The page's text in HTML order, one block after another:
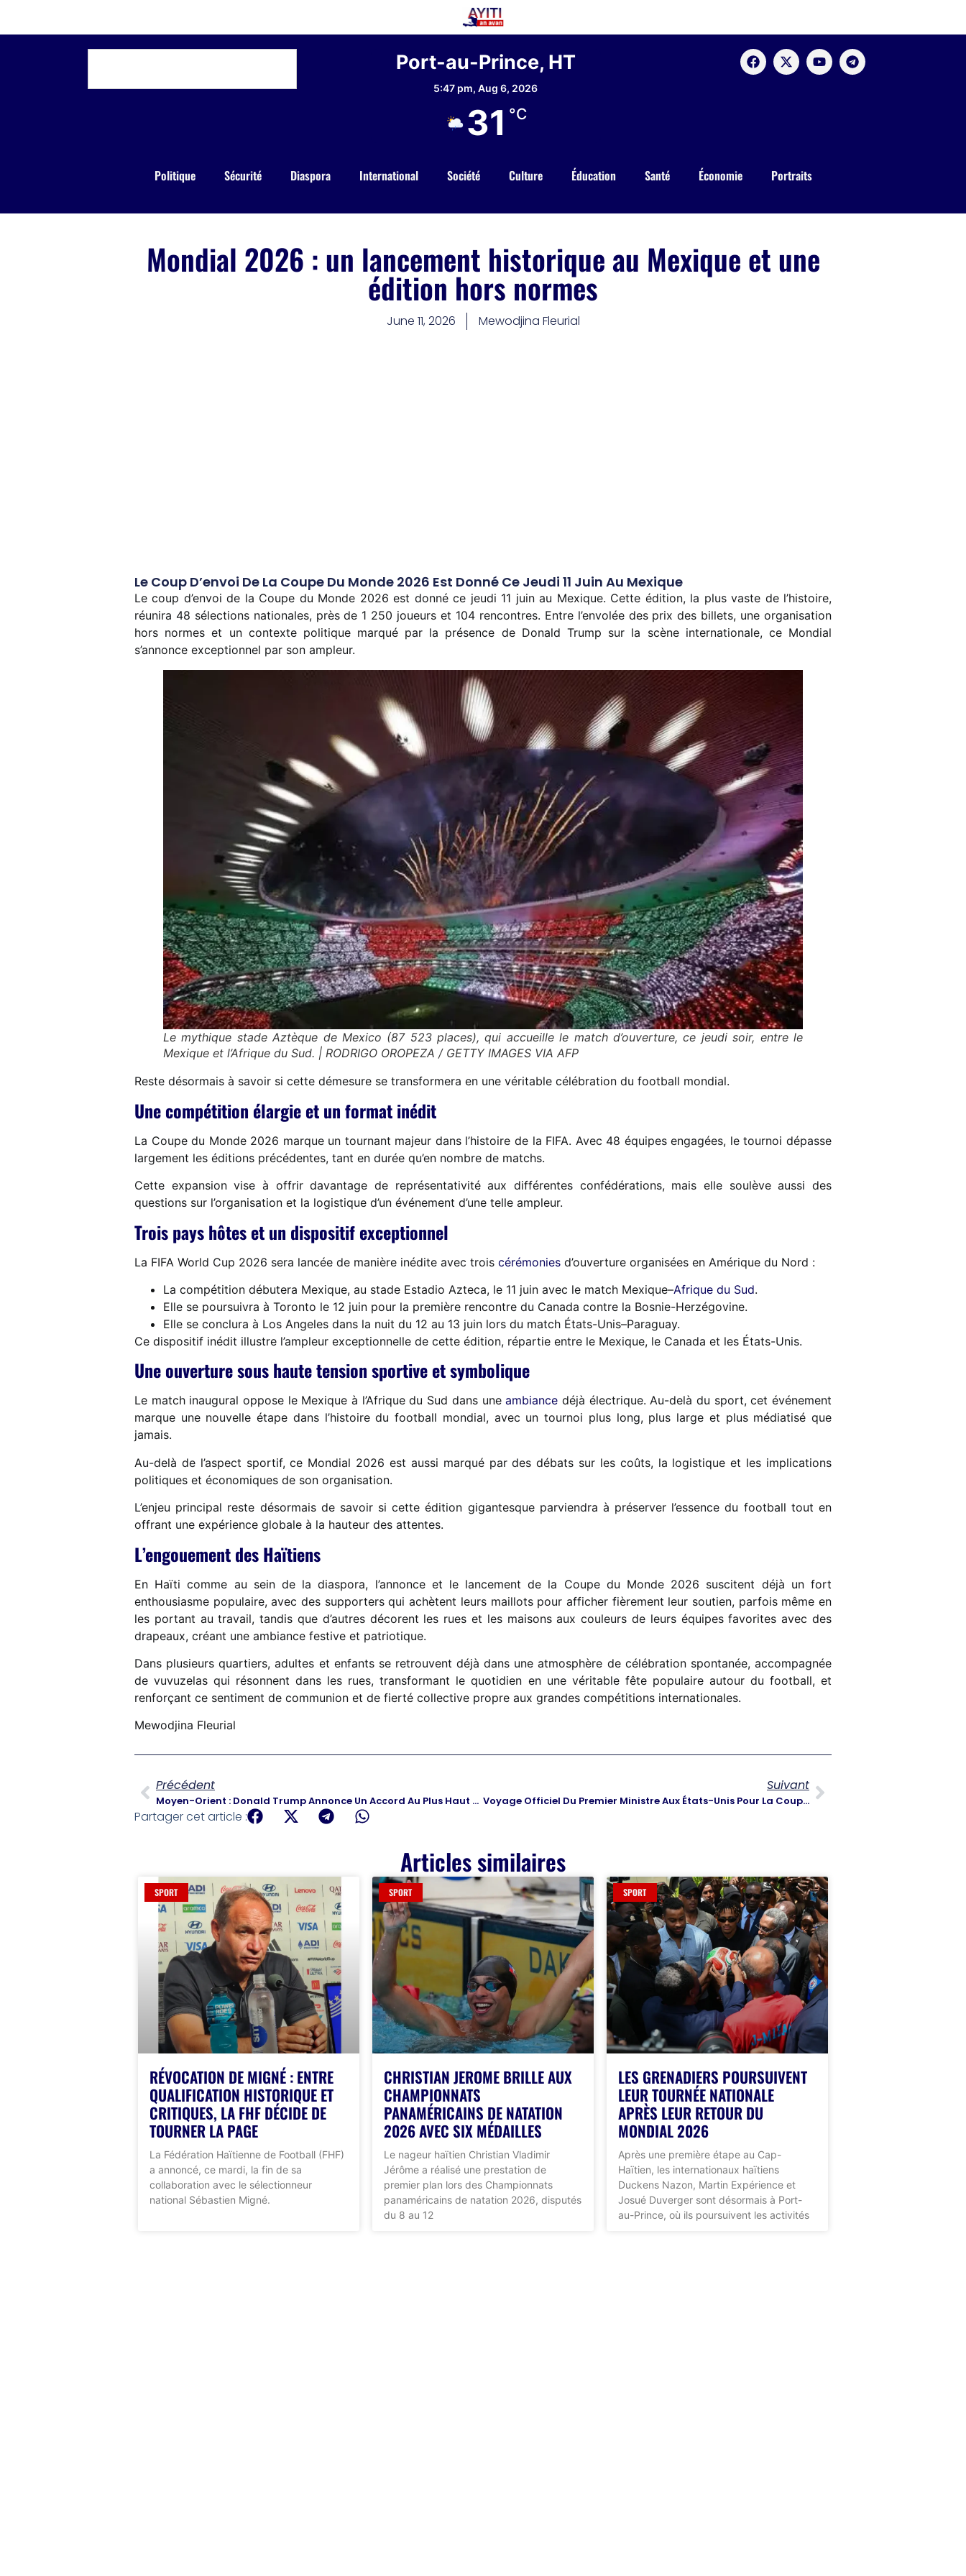
Port-au-Prince, HT
5:47 pm,Aug 6, 2026
31 °C
Politique Sécurité Diaspora International Société Culture Éducation Santé Économie Portraits
Mondial 2026 : un lancement historique au Mexique et une
édition hors normes
June 11, 2026 Mewodjina Fleurial
Le Coup D’envoi De La Coupe Du Monde 2026 Est Donné Ce Jeudi 11 Juin Au Mexique
Le coup d’envoi de la Coupe du Monde 2026 est donné ce jeudi 11 juin au Mexique. Cette édition, la plus vaste de l’histoire,
réunira 48 sélections nationales, près de 1 250 joueurs et 104 rencontres. Entre l’envolée des prix des billets, une organisation
hors normes et un contexte politique marqué par la présence de Donald Trump sur la scène internationale, ce Mondial
s’annonce exceptionnel par son ampleur.
Le mythique stade Aztèque de Mexico (87 523 places), qui accueille le match d’ouverture, ce jeudi soir, entre le
Mexique et l’Afrique du Sud. | RODRIGO OROPEZA / GETTY IMAGES VIA AFP
Reste désormais à savoir si cette démesure se transformera en une véritable célébration du football mondial.
Une compétition élargie et un format inédit
La Coupe du Monde 2026 marque un tournant majeur dans l’histoire de la FIFA. Avec 48 équipes engagées, le tournoi dépasse
largement les éditions précédentes, tant en durée qu’en nombre de matchs.
Cette expansion vise à offrir davantage de représentativité aux différentes confédérations, mais elle soulève aussi des
questions sur l’organisation et la logistique d’un événement d’une telle ampleur.
Trois pays hôtes et un dispositif exceptionnel
La FIFA World Cup 2026 sera lancée de manière inédite avec trois cérémonies d’ouverture organisées en Amérique du Nord :
La compétition débutera Mexique, au stade Estadio Azteca, le 11 juin avec le match Mexique–Afrique du Sud.
Elle se poursuivra à Toronto le 12 juin pour la première rencontre du Canada contre la Bosnie-Herzégovine.
Elle se conclura à Los Angeles dans la nuit du 12 au 13 juin lors du match États-Unis–Paraguay.
Ce dispositif inédit illustre l’ampleur exceptionnelle de cette édition, répartie entre le Mexique, le Canada et les États-Unis.
Une ouverture sous haute tension sportive et symbolique
Le match inaugural oppose le Mexique à l’Afrique du Sud dans uneambiance déjà électrique. Au-delà du sport, cet événement
marque une nouvelle étape dans l’histoire du football mondial, avec un tournoi plus long, plus large et plus médiatisé que
jamais.
Au-delà de l’aspect sportif, ce Mondial 2026 est aussi marqué par des débats sur les coûts, la logistique et les implications
politiques et économiques de son organisation.
L’enjeu principal reste désormais de savoir si cette édition gigantesque parviendra à préserver l’essence du football tout en
offrant une expérience globale à la hauteur des attentes.
L’engouement des Haïtiens
En Haïti comme au sein de la diaspora, l’annonce et le lancement de la Coupe du Monde 2026 suscitent déjà un fort
enthousiasme populaire, avec des supporters qui achètent leurs maillots pour afficher fièrement leur soutien, parfois même en
les portant au travail, tandis que d’autres décorent les rues et les maisons aux couleurs de leurs équipes favorites avec des
drapeaux, créant une ambiance festive et patriotique.
Dans plusieurs quartiers, adultes et enfants se retrouvent déjà dans une atmosphère de célébration spontanée, accompagnée
de vuvuzelas qui résonnent dans les rues, transformant le quotidien en une véritable fête populaire autour du football, et
renforçant ce sentiment de communion et de fierté collective propre aux grandes compétitions internationales.
Mewodjina Fleurial
Précédent
Moyen-Orient : Donald Trump Annonce Un Accord Au Plus Haut Niveau Avec Téhéran
Suivant
Voyage Officiel Du Premier Ministre Aux États-Unis Pour La Coupe Du Monde 2026
Partager cet article :
Articles similaires
SPORT
RÉVOCATION DE MIGNÉ : ENTRE
QUALIFICATION HISTORIQUE ET
CRITIQUES, LA FHF DÉCIDE DE
TOURNER LA PAGE
La Fédération Haïtienne de Football (FHF)
a annoncé, ce mardi, la fin de sa
collaboration avec le sélectionneur
national Sébastien Migné.
SPORT
CHRISTIAN JEROME BRILLE AUX
CHAMPIONNATS
PANAMÉRICAINS DE NATATION
2026 AVEC SIX MÉDAILLES
Le nageur haïtien Christian Vladimir
Jérôme a réalisé une prestation de
premier plan lors des Championnats
panaméricains de natation 2026, disputés
du 8 au 12
SPORT
LES GRENADIERS POURSUIVENT
LEUR TOURNÉE NATIONALE
APRÈS LEUR RETOUR DU
MONDIAL 2026
Après une première étape au Cap-
Haïtien, les internationaux haïtiens
Duckens Nazon, Martin Expérience et
Josué Duverger sont désormais à Port-
au-Prince, où ils poursuivent les activités